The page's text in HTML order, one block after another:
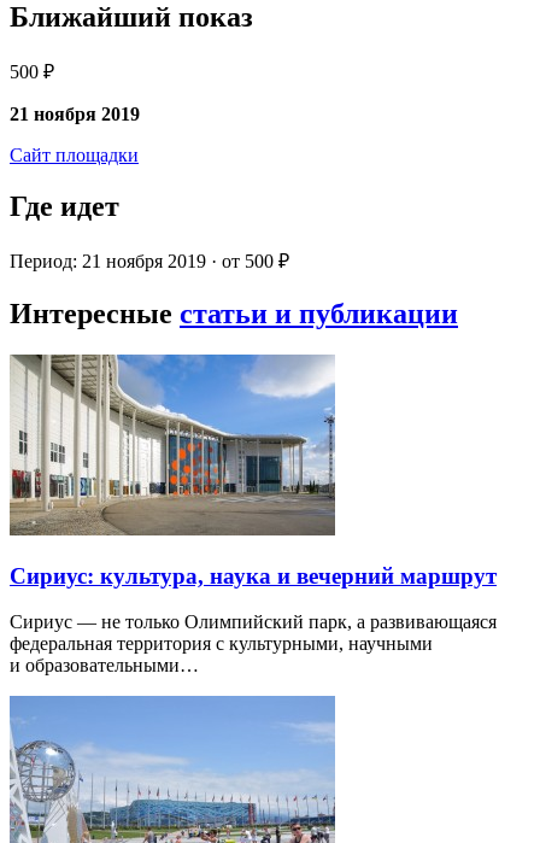
Ближайший показ
500 ₽
21 ноября 2019
Сайт площадки
Где идет
Период: 21 ноября 2019 · от 500 ₽
Интересные статьи и публикации
Сириус: культура, наука и вечерний маршрут
Сириус — не только Олимпийский парк, а развивающаяся
федеральная территория с культурными, научными
и образовательными…